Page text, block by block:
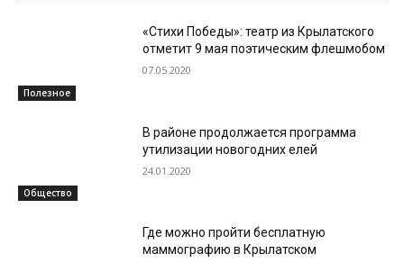
Полезное
«Стихи Победы»: театр из Крылатского
отметит 9 мая поэтическим флешмобом
07.05.2020
Общество
В районе продолжается программа
утилизации новогодних елей
24.01.2020
Где можно пройти бесплатную
маммографию в Крылатском